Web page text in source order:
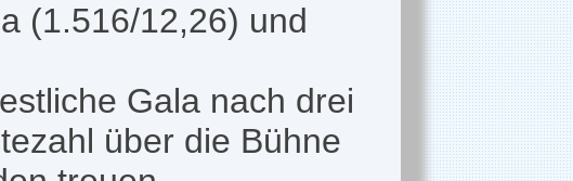
(1.516/12,26) und
Gala nach drei
über die Bühne